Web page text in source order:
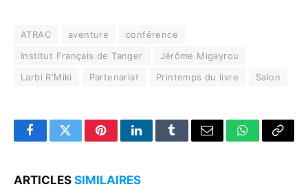
ATRAC aventure
conférence
Institut Français de Tanger
Jérôme Migayrou
Larbi R'Miki
Partenariat Printemps du livre Salon
FacebookTwitterPinterestLinkedInTumblrEmail WhatsApp
Copy
ARTICLES SIMILAIRES